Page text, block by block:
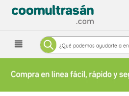
¿Qué podemos